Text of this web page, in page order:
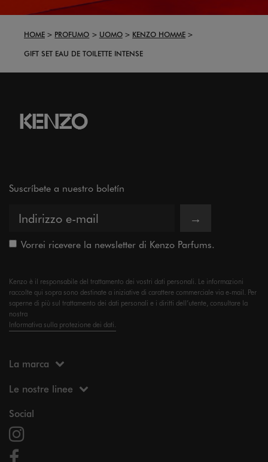
HOME PROFUMO UOMO
KENZO HOMME
GIFT SET EAU DE TOILETTE INTENSE
Suscríbete a nuestro boletín
→
Vorrei ricevere la newsletter di Kenzo Parfums.
Kenzo è il responsabile del trattamento dei vostri dati personali. Le informazioni
raccolte qui sopra sono destinate a iniziative di carattere commerciale via e-mail. Per
saperne di più sul trattamento dei dati personali e i diritti dell’utente, consultare la
nostra
Informativa sulla protezione dei dati.
La marca
Le nostre linee
Social